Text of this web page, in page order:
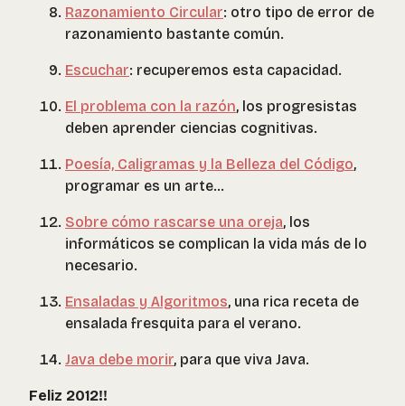
Razonamiento Circular: otro tipo de error de
razonamiento bastante común.
Escuchar: recuperemos esta capacidad.
El problema con la razón, los progresistas
deben aprender ciencias cognitivas.
Poesía, Caligramas y la Belleza del Código,
programar es un arte…
Sobre cómo rascarse una oreja, los
informáticos se complican la vida más de lo
necesario.
Ensaladas y Algoritmos, una rica receta de
ensalada fresquita para el verano.
Java debe morir, para que viva Java.
Feliz 2012!!